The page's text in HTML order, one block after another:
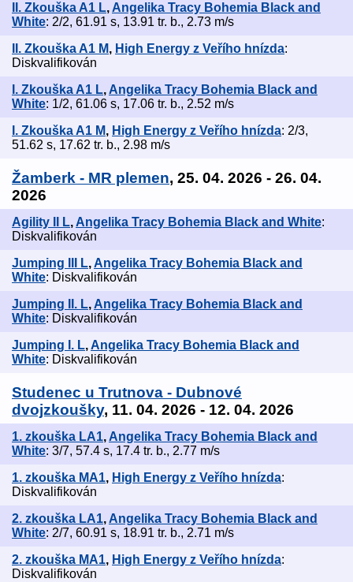
II. Zkouška A1 L, Angelika Tracy Bohemia Black and
White: 2/2, 61.91 s, 13.91 tr. b., 2.73 m/s
II. Zkouška A1 M, High Energy z Veřího hnízda:
Diskvalifikován
I. Zkouška A1 L, Angelika Tracy Bohemia Black and
White: 1/2, 61.06 s, 17.06 tr. b., 2.52 m/s
I. Zkouška A1 M, High Energy z Veřího hnízda: 2/3,
51.62 s, 17.62 tr. b., 2.98 m/s
Žamberk - MR plemen, 25. 04. 2026 - 26. 04.
2026
Agility II L, Angelika Tracy Bohemia Black and White:
Diskvalifikován
Jumping III L,Angelika Tracy Bohemia Black and
White: Diskvalifikován
Jumping II. L, Angelika Tracy Bohemia Black and
White: Diskvalifikován
Jumping I. L,Angelika Tracy Bohemia Black and
White: Diskvalifikován
Studenec u Trutnova - Dubnové
dvojzkoušky, 11. 04. 2026 - 12. 04. 2026
1. zkouška LA1, Angelika Tracy Bohemia Black and
White: 3/7, 57.4 s, 17.4 tr. b., 2.77 m/s
1. zkouška MA1, High Energy z Veřího hnízda:
Diskvalifikován
2. zkouška LA1, Angelika Tracy Bohemia Black and
White: 2/7, 60.91 s, 18.91 tr. b., 2.71 m/s
2. zkouška MA1, High Energy z Veřího hnízda:
Diskvalifikován